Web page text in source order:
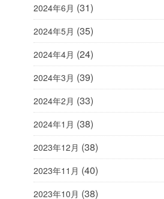
2024年6月 (31)
2024年5月 (35)
2024年4月 (24)
2024年3月 (39)
2024年2月 (33)
2024年1月 (38)
2023年12月 (38)
2023年11月 (40)
2023年10月 (38)